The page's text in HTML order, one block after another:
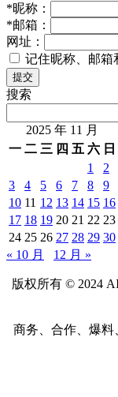
*昵称：
*邮箱：
网址：
记住昵称、邮箱
提交
搜索
2025 年 11 月
一 二 三 四 五 六 日
1
2
3
4 5 6 7 8
9
10 11 12 13 14 15 16
17 18 19 20 21 22 23
24 25 26 27 28 29 30
« 10 月
12 月 »
版权所有 © 2024
商务、合作、爆